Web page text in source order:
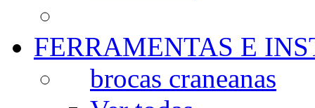
FERRAMENTAS E
brocas craneanas